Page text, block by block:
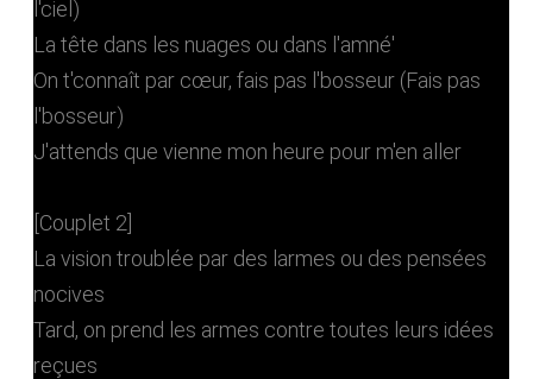
l'ciel)
La tête dans les nuages ou dans l'amné'
On t'connaît par cœur, fais pas l'bosseur (Fais pas
l'bosseur)
J'attends que vienne mon heure pour m'en aller
[Couplet 2]
La vision troublée par des larmes ou des pensées
nocives
Tard, on prend les armes contre toutes leurs idées
reçues